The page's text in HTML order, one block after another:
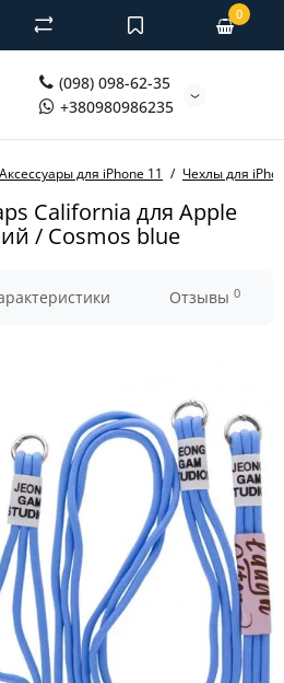
(098) 098-62-35
+380980986235
0
Аксессуары для iPhone 11 Чехлы для
California для Apple
/ Cosmos blue
Отзывы 0